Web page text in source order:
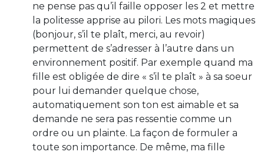
ne pense pas qu’il faille opposer les 2 et mettre
la politesse apprise au pilori. Les mots magiques
(bonjour, s’il te plaît, merci, au revoir)
permettent de s’adresser à l’autre dans un
environnement positif. Par exemple quand ma
fille est obligée de dire « s’il te plaît » à sa soeur
pour lui demander quelque chose,
automatiquement son ton est aimable et sa
demande ne sera pas ressentie comme un
ordre ou un plainte. La façon de formuler a
toute son importance. De même, ma fille